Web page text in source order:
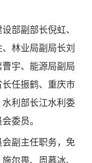
部副部长倪虹、
林业局副局长刘
宇、能源局副局
任振鹤、重庆市
利部长江水利委
委员。
副主任职务，免
尔畏、周慕冰、